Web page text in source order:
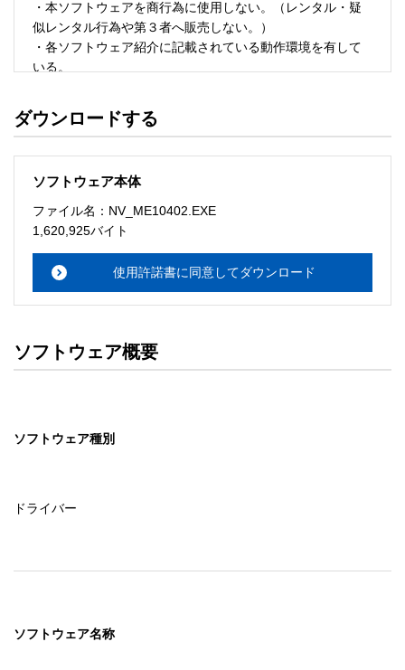
・本ソフトウェアを商行為に使用しない。（レンタル・疑
似レンタル行為や第３者へ販売しない。）
・各ソフトウェア紹介に記載されている動作環境を有して
いる。
・ソフトウェアを改変、またはリバースエンジニアリング
ソフトウェアのサポート
・本サーバでは、ユーザーサポートは行いません。搭載ソ
メーションセンターまでお願い
ルをお読み下さい。
ソフトウェアの保証範囲
・ソフトウェアのダウンロード・導入はお客様の責任にお
セイコーエプソン株式会社に帰属します。
ダウンロードする
ソフトウェア本体
ファイル名：NV_ME10402.EXE
1,620,925バイト
使用許諾書に同意してダウンロード
ソフトウェア概要
ソフトウェア種別
ドライバー
ソフトウェア名称